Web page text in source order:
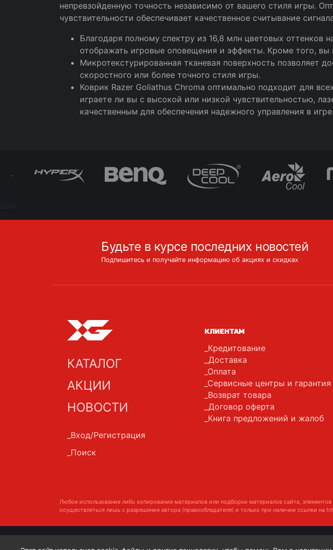
непревзойденную точность независимо от вашего стиля игры.
чувствительности обеспечивает качественное считывание
Благодаря полному спектру из 16,8 млн цветовых оттенков
отображать игровые оповещения и эффекты. Кроме того,
Микротекстурированная тканевая поверхность позволяет
скоростного или более точного стиля игры.
Коврик Razer Goliathus Chroma оптимально подходит для
играете ли вы с высокой или низкой чувствительностью,
качественным для обеспечения надежного управления в игре.
Будьте в курсе последних новостей
Подпишитесь и получайте информацию об акциях и скидках
КАТАЛОГ
АКЦИИ
НОВОСТИ
Вход/Регистрация
Поиск
КЛИЕНТАМ
Кредитование
Доставка
Оплата
Сервисные центры и гарантия
Возврат товара
Договор оферта
Книга предложений и жалоб
Любое использование либо копирование материалов или подборки материалов сайта,
осуществляться лишь с разрешения автора (правообладателя) и только при наличии ссылки на